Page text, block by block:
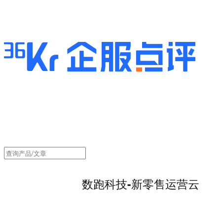
数跑科技-新零售运营云